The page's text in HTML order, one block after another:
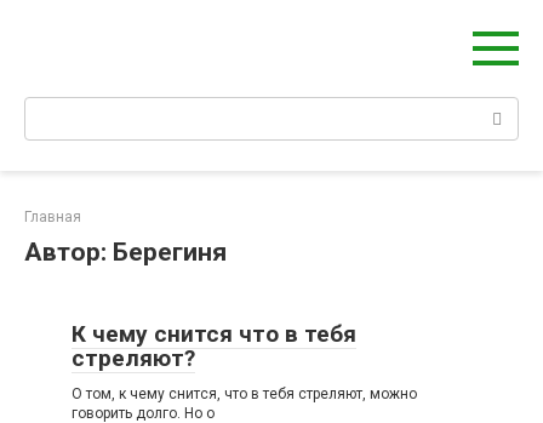
Главная
Автор: Берегиня
К чему снится что в тебя
стреляют?
О том, к чему снится, что в тебя стреляют, можно
говорить долго. Но о